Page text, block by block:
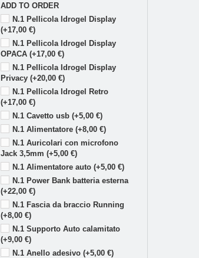
ADD TO ORDER
N.1 Pellicola Idrogel Display
(+17,00 €)
N.1 Pellicola Idrogel Display
OPACA (+17,00 €)
N.1 Pellicola Idrogel Display
Privacy (+20,00 €)
N.1 Pellicola Idrogel Retro
(+17,00 €)
N.1 Cavetto usb (+5,00 €)
N.1 Alimentatore (+8,00 €)
N.1 Auricolari con microfono
Jack 3,5mm (+5,00 €)
N.1 Alimentatore auto (+5,00 €)
N.1 Power Bank batteria esterna
(+22,00 €)
N.1 Fascia da braccio Running
(+8,00 €)
N.1 Supporto Auto calamitato
(+9,00 €)
N.1 Anello adesivo (+5,00 €)